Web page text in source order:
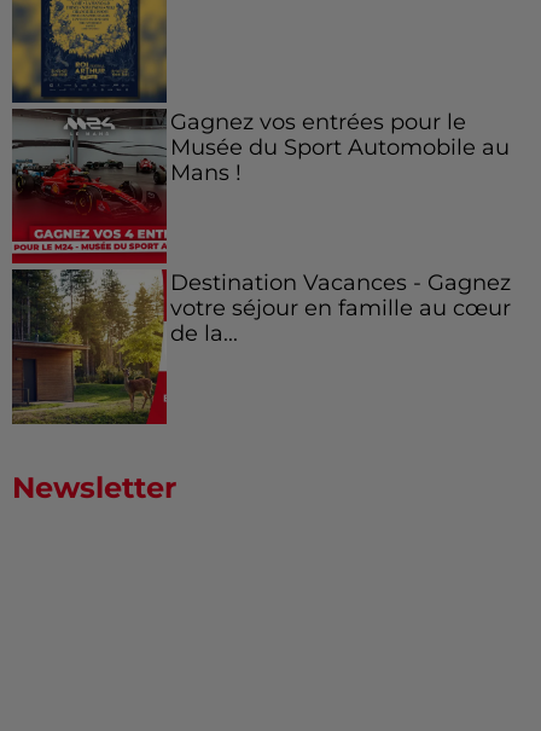
Gagnez vos entrées pour le
Musée du Sport Automobile au
Mans !
Destination Vacances - Gagnez
votre séjour en famille au cœur
de la...
Newsletter